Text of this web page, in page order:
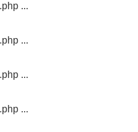
...
...
...
...